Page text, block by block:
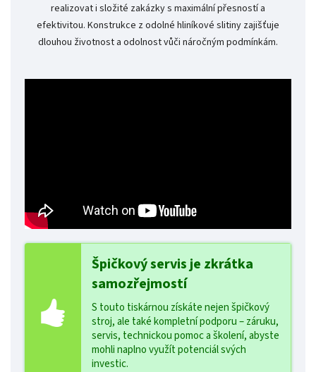
realizovat i složité zakázky s maximální přesností a
efektivitou. Konstrukce z odolné hliníkové slitiny zajišťuje
dlouhou životnost a odolnost vůči náročným podmínkám.
Špičkový servis je zkrátka
samozřejmostí
S touto tiskárnou získáte nejen špičkový
stroj, ale také kompletní podporu – záruku,
servis, technickou pomoc a školení, abyste
mohli naplno využít potenciál svých
investic.